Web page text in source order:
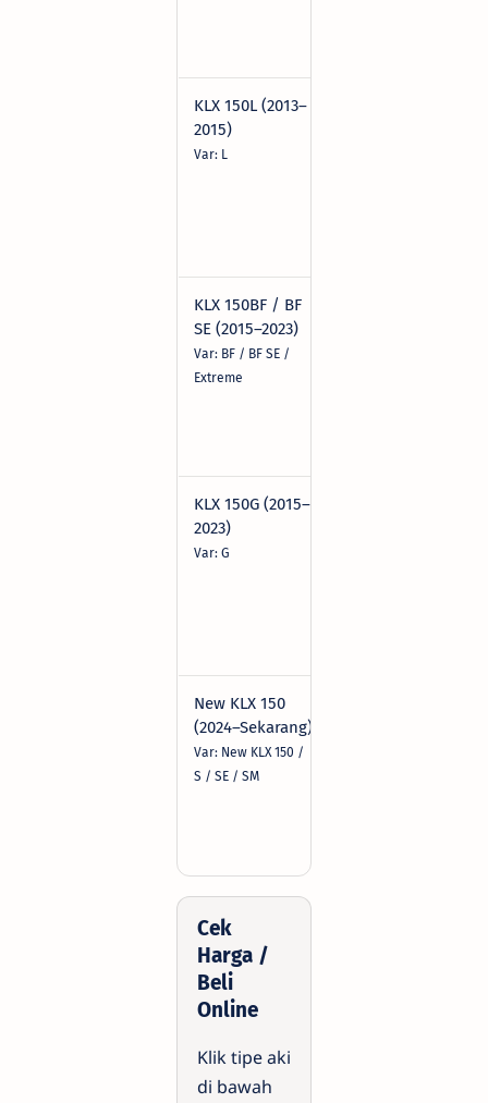
KLX 150L (2013–
2015)
Var: L
KLX 150BF / BF
SE (2015–2023)
Var: BF / BF SE /
Extreme
KLX 150G (2015–
2023)
Var: G
New KLX 150
(2024–Sekarang)
Var: New KLX 150 /
S / SE / SM
Cek
Harga /
Beli
Online
Klik tipe aki
di bawah